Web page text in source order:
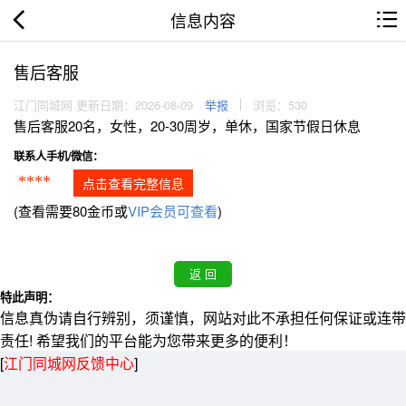
信息内容
售后客服
江门同城网 更新日期：2026-08-09 举报 浏览：530
售后客服20名，女性，20-30周岁，单休，国家节假日休息
联系人手机/微信：
**** 点击查看完整信息
(查看需要80金币或VIP会员可查看)
特此声明：
信息真伪请自行辨别，须谨慎，网站对此不承担任何保证或连带
责任! 希望我们的平台能为您带来更多的便利！
[江门同城网反馈中心]